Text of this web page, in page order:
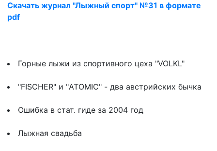
Скачать журнал "Лыжный спорт" №31 в формате
pdf
Горные лыжи из спортивного цеха "VOLKL"
"FISCHER" и "ATOMIC" - два австрийских бычка
Ошибка в стат. гиде за 2004 год
Лыжная свадьба